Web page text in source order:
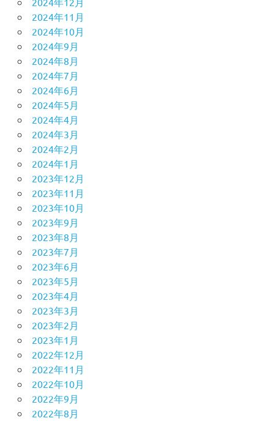
2024年11月
2024年10月
2024年9月
2024年8月
2024年7月
2024年6月
2024年5月
2024年4月
2024年3月
2024年2月
2024年1月
2023年12月
2023年11月
2023年10月
2023年9月
2023年8月
2023年7月
2023年6月
2023年5月
2023年4月
2023年3月
2023年2月
2023年1月
2022年12月
2022年11月
2022年10月
2022年9月
2022年8月